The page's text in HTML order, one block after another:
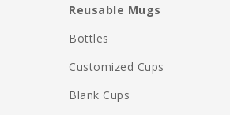
Reusable Mugs
Bottles
Customized Cups
Blank Cups